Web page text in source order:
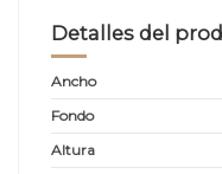
Detalles del
Ancho
Fondo
Altura